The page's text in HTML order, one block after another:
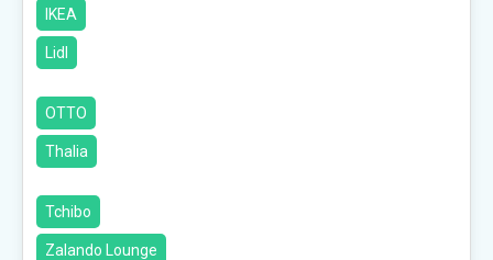
IKEA
Lidl
OTTO
Thalia
Tchibo
Zalando Lounge